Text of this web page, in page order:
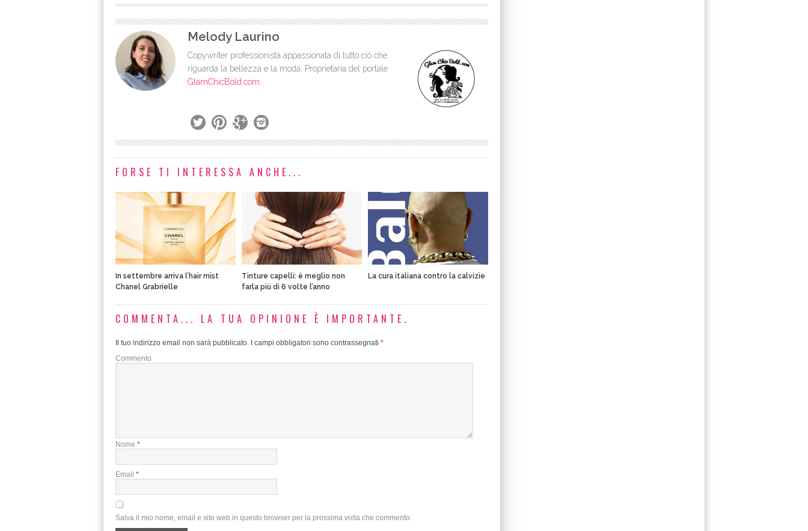
Melody Laurino
Copywriter professionista appassionata di tutto ciò che
riguarda la bellezza e la moda. Proprietaria del portale
GlamChicBold.com.
FORSE TI INTERESSA ANCHE...
In settembre arriva l’hair mist
Chanel Grabrielle
Tinture capelli: è meglio non
farla più di 6 volte l’anno
La cura italiana contro la calvizie
COMMENTA... LA TUA OPINIONE È IMPORTANTE.
Il tuo indirizzo email non sarà pubblicato. I campi obbligatori sono contrassegnati *
Commento
Nome *
Email *
Salva il mio nome, email e sito web in questo browser per la prossima volta che commento.